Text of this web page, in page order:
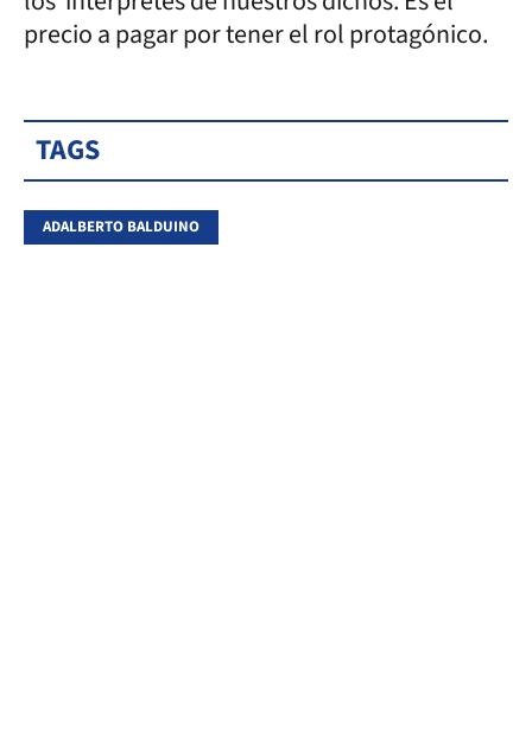
precio a pagar por tener el rol protagónico.
TAGS
ADALBERTO BALDUINO